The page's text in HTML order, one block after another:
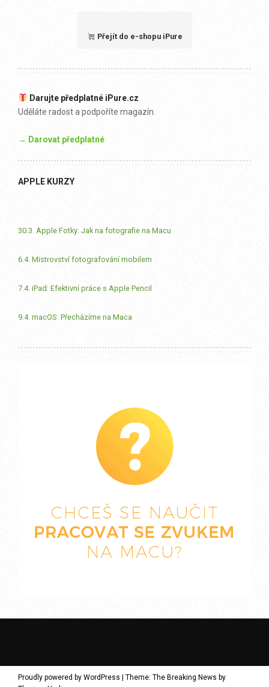
Přejít do e-shopu iPure
Darujte předplatné iPure.cz
Uděláte radost a podpoříte magazín.
→ Darovat předplatné
APPLE KURZY
30.3. Apple Fotky: Jak na fotografie na Macu
6.4. Mistrovství fotografování mobilem
7.4. iPad: Efektivní práce s Apple Pencil
9.4. macOS: Přecházíme na Maca
Proudly powered by WordPress
Theme: The Breaking News by